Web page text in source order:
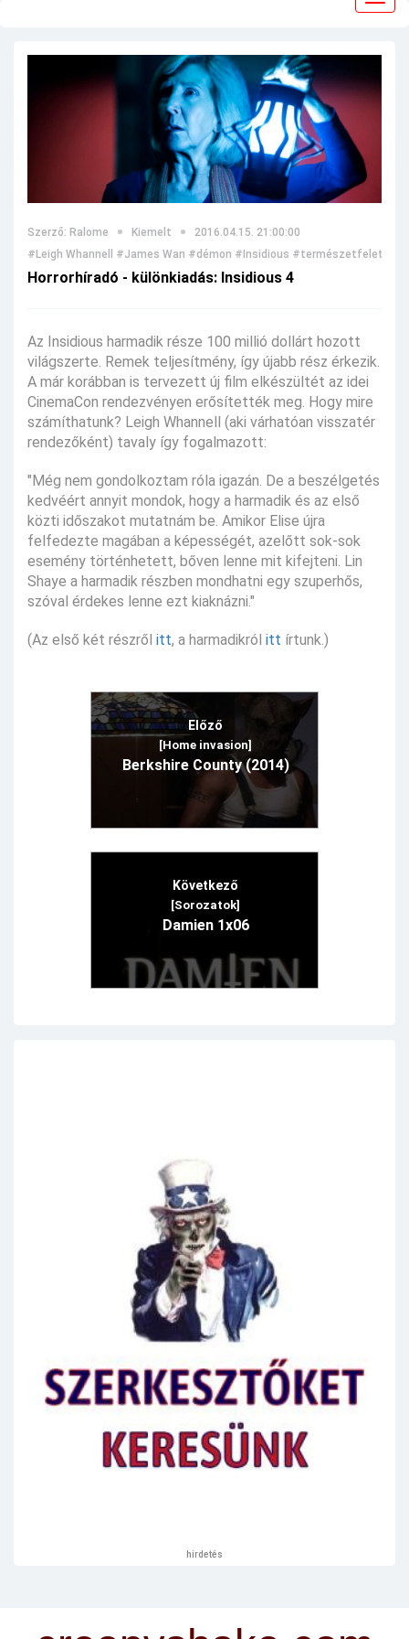
Szerző: Ralome Kiemelt
2016.04.15. 21:00:00
#Leigh Whannell
#James Wan #démon #Insidious #természetfeletti
Horrorhíradó - különkiadás: Insidious 4
Az Insidious harmadik része 100 millió dollárt hozott
világszerte. Remek teljesítmény, így újabb rész érkezik.
A már korábban is tervezett új film elkészültét az idei
CinemaCon rendezvényen erősítették meg. Hogy mire
számíthatunk? Leigh Whannell (aki várhatóan visszatér
rendezőként) tavaly így fogalmazott:
"Még nem gondolkoztam róla igazán. De a beszélgetés
kedvéért annyit mondok, hogy a harmadik és az első
közti időszakot mutatnám be. Amikor Elise újra
felfedezte magában a képességét, azelőtt sok-sok
esemény történhetett, bőven lenne mit kifejteni. Lin
Shaye a harmadik részben mondhatni egy szuperhős,
szóval érdekes lenne ezt kiaknázni."
(Az első két részről itt, a harmadikról itt írtunk.)
Előző
[Home invasion]
Berkshire County (2014)
Következő
[Sorozatok]
Damien 1x06
hirdetés